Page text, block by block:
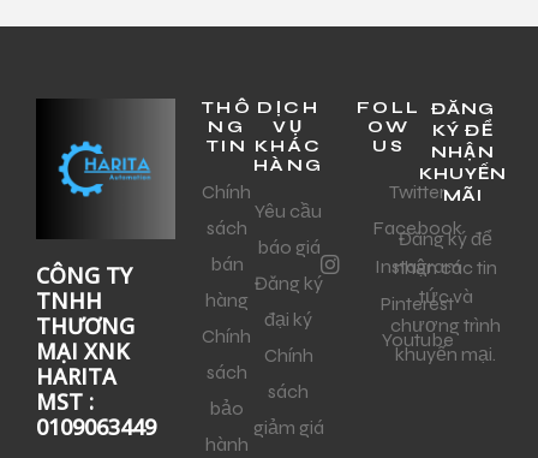
CÔNG TY
TNHH
THƯƠNG
MẠI XNK
HARITA
MST :
0109063449
THÔ
NG
TIN
Chính
sách
bán
hàng
Chính
sách
bảo
hành
DỊCH
VỤ
KHÁC
HÀNG
Yêu cầu
báo giá
Đăng ký
đại ký
Chính
sách
giảm giá
FOLL
OW
US
Twitter
Facebook
Instagram
Pinterest
Youtube
ĐĂNG
KÝ ĐỂ
NHẬN
KHUYẾN
MÃI
Đăng ký để
nhận các tin
tức và
chương trình
khuyến mại.